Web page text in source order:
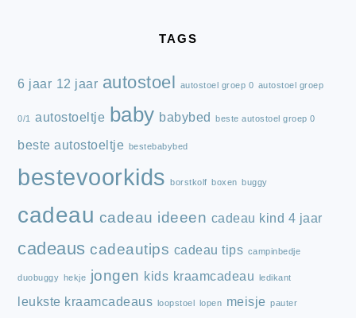
TAGS
6 jaar 12 jaar autostoel autostoel groep 0 autostoel groep
0/1 autostoeltje baby babybed beste autostoel groep 0
beste autostoeltje bestebabybed
bestevoorkids borstkolf boxen buggy
cadeau cadeau ideeen cadeau kind 4 jaar
cadeaus cadeautips cadeau tips campinbedje
duobuggy hekje jongen kids kraamcadeau ledikant
leukste kraamcadeaus loopstoel lopen meisje pauter